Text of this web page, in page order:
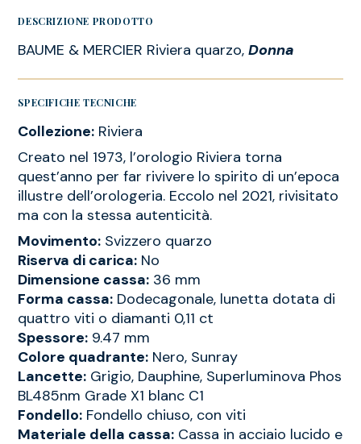
DESCRIZIONE PRODOTTO
BAUME & MERCIER Riviera quarzo,Donna
SPECIFICHE TECNICHE
Collezione: Riviera
Creato nel 1973, l’orologio Riviera torna
quest’anno per far rivivere lo spirito di un’epoca
illustre dell’orologeria. Eccolo nel 2021, rivisitato
ma con la stessa autenticità.
Movimento: Svizzero quarzo
Riserva di carica: No
Dimensione cassa: 36 mm
Forma cassa: Dodecagonale, lunetta dotata di
quattro viti o diamanti 0,11 ct
Spessore: 9.47 mm
Colore quadrante: Nero, Sunray
Lancette: Grigio, Dauphine, Superluminova Phos
BL485nm Grade X1 blanc C1
Fondello: Fondello chiuso, con viti
Materiale della cassa: Cassa in acciaio lucido e